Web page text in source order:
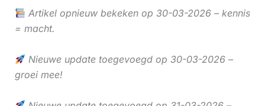
Artikel opnieuw bekeken op 30-03-2026 – kennis
= macht.
Nieuwe update toegevoegd op 30-03-2026 –
groei mee!